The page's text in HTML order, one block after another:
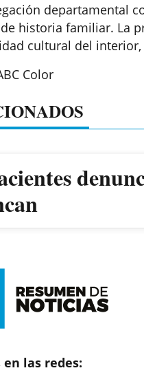
departamental
historia familiar. La
cultural del
Color
en las redes: